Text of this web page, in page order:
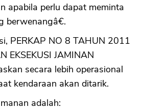
apabila perlu dapat meminta
berwenangâ€.
PERKAP NO 8 TAHUN 2011
EKSEKUSI JAMINAN
secara lebih operasional
kendaraan akan ditarik.
adalah: